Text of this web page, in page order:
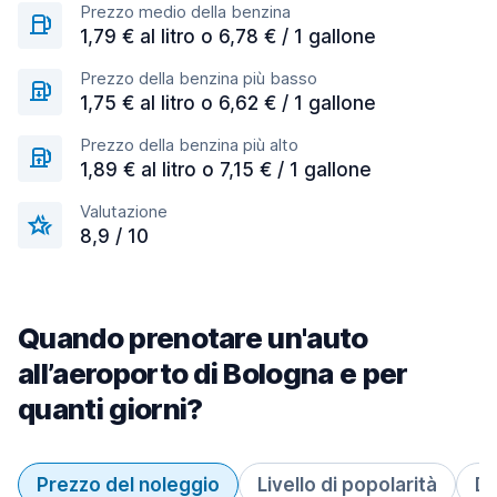
Prezzo medio della benzina
1,79 € al litro o 6,78 € / 1 gallone
Prezzo della benzina più basso
1,75 € al litro o 6,62 € / 1 gallone
Prezzo della benzina più alto
1,89 € al litro o 7,15 € / 1 gallone
Valutazione
8,9 / 10
Quando prenotare un'auto
all’aeroporto di Bologna e per
quanti giorni?
Prezzo del noleggio Livello di popolarità